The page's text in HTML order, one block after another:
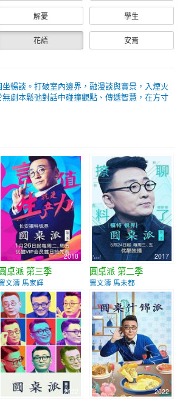
解憂 學生
花語 安焉
暢談。打破室內邊界，融漫談與實景，入煙火
劇本鬆弛對話中碰撞觀點、傳遞智慧，在方寸
2018
桌派 第三季
文濤 馬家輝
2017
圓桌派 第二季
竇文濤 馬未都
2022 2022